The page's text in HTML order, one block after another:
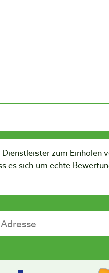
zum Einholen
es sich um echte